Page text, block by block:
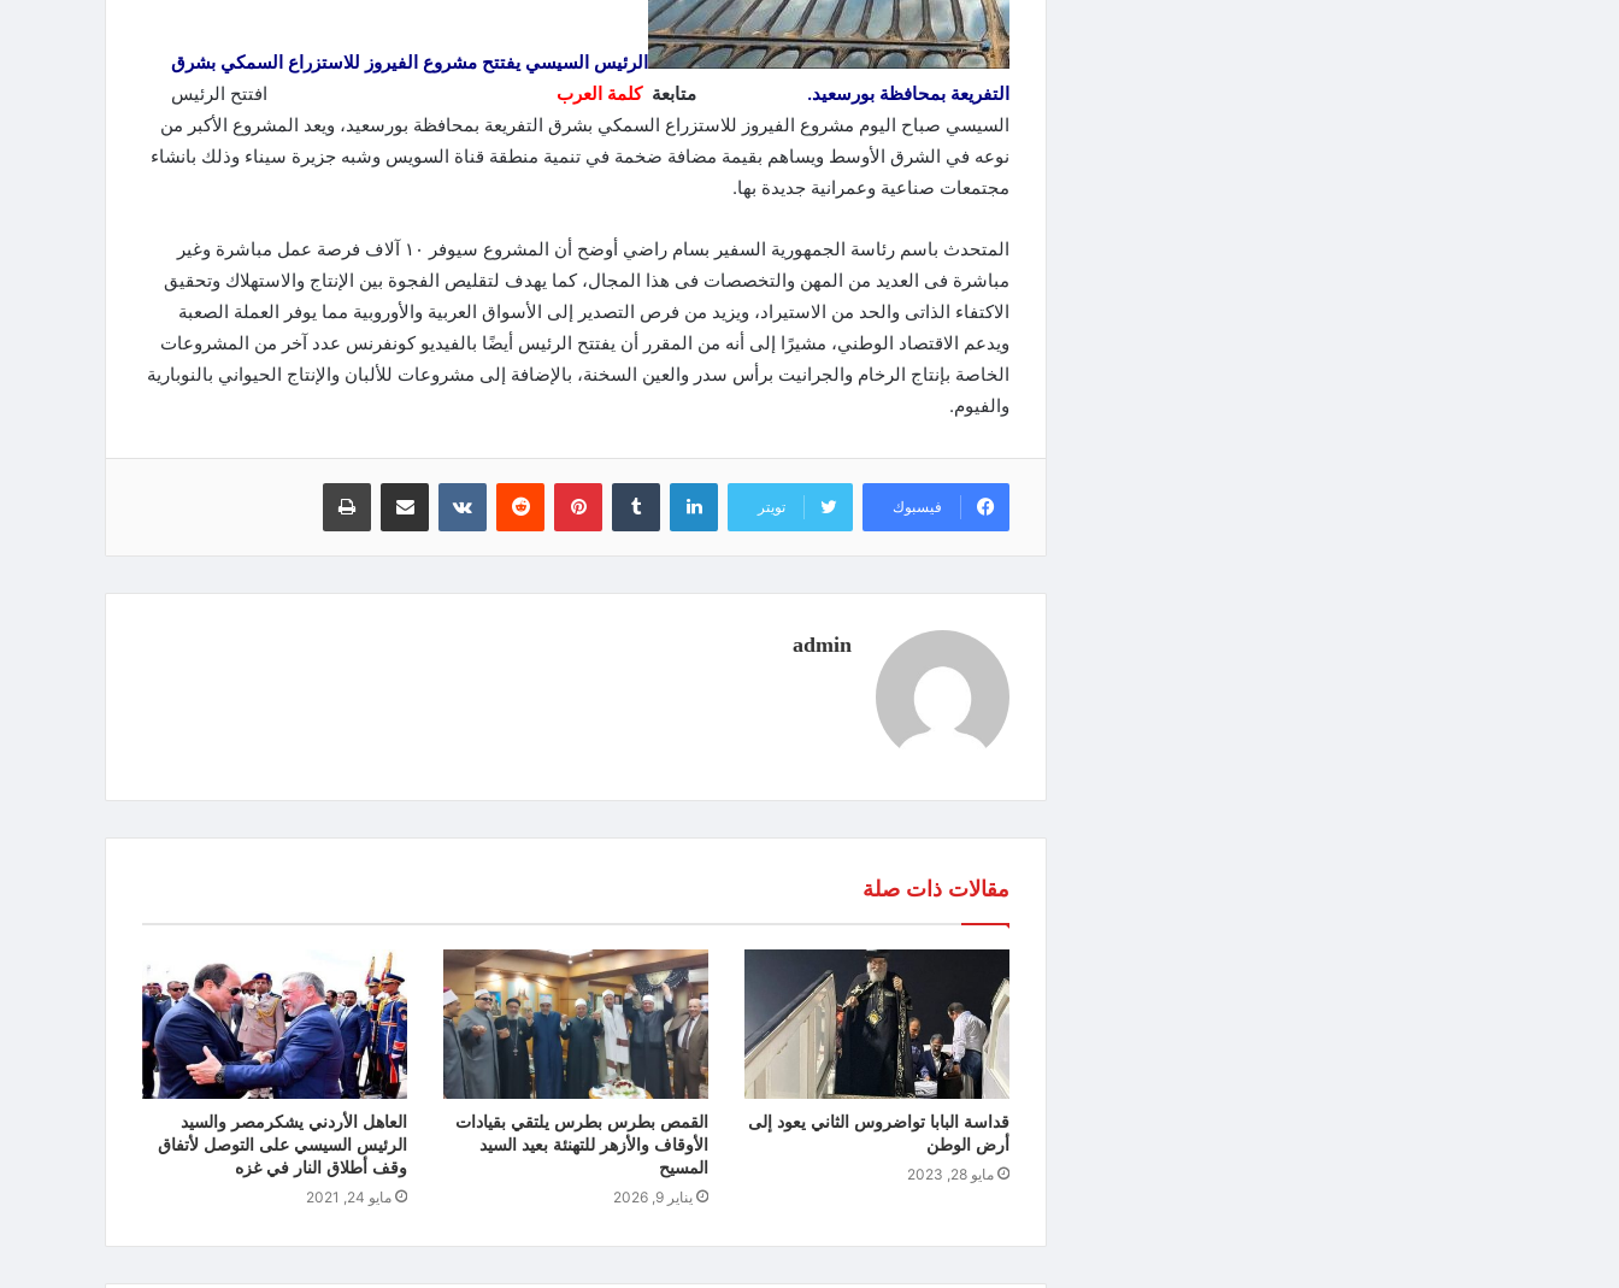
الرئيس السيسي يفتتح مشروع الفيروز للاستزراع السمكي بشرق
التفريعة بمحافظة بورسعيد.
متابعةكلمة العرب
افتتح الرئيس
السيسي صباح اليوم مشروع الفيروز للاستزراع السمكي بشرق التفريعة بمحافظة بورسعيد، ويعد المشروع الأكبر من
نوعه في الشرق الأوسط ويساهم بقيمة مضافة ضخمة في تنمية منطقة قناة السويس وشبه جزيرة سيناء وذلك بانشاء
مجتمعات صناعية وعمرانية جديدة بها.
المتحدث باسم رئاسة الجمهورية السفير بسام راضي أوضح أن المشروع سيوفر ١٠ آلاف فرصة عمل مباشرة وغير
مباشرة فى العديد من المهن والتخصصات فى هذا المجال، كما يهدف لتقليص الفجوة بين الإنتاج والاستهلاك وتحقيق
الاكتفاء الذاتى والحد من الاستيراد، ويزيد من فرص التصدير إلى الأسواق العربية والأوروبية مما يوفر العملة الصعبة
ويدعم الاقتصاد الوطني، مشيرًا إلى أنه من المقرر أن يفتتح الرئيس أيضًا بالفيديو كونفرنس عدد آخر من المشروعات
الخاصة بإنتاج الرخام والجرانيت برأس سدر والعين السخنة، بالإضافة إلى مشروعات للألبان والإنتاج الحيواني بالنوبارية
والفيوم.
فيسبوك تويتر
لينكدإن بينتيريست
admin
مقالات ذات صلة
قداسة البابا تواضروس الثاني يعود إلى
أرض الوطن
مايو 28, 2023
القمص بطرس بطرس يلتقي بقيادات
الأوقاف والأزهر للتهنئة بعيد السيد
المسيح
يناير 9, 2026
العاهل الأردني يشكرمصر والسيد
الرئيس السيسي على التوصل لأتفاق
وقف أطلاق النار في غزه
مايو 24, 2021